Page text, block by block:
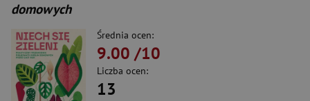
domowych
Średnia ocen:
9.00 /10
Liczba ocen:
13